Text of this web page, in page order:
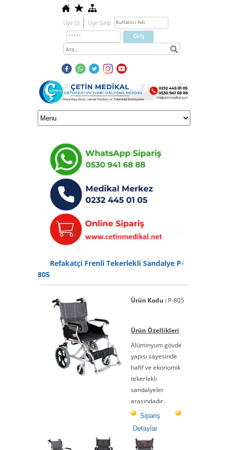
Üye Ol Üye Girişi
Refakatçi Frenli Tekerlekli Sandalye P-
805
Ürün Kodu : P-805
Ürün Özellikleri
Alüminyum gövde
yapısı sayesinde
hafif ve ekonomik
tekerlekli
sandalyeler
arasındadır.
Sipariş
Detaylar